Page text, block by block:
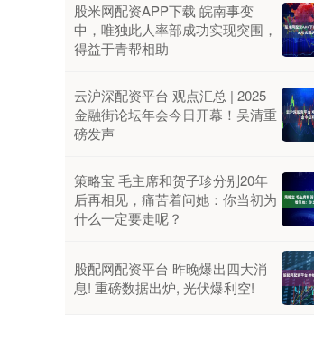
股米网配资APP下载 皖南事变
中，唯独此人率部成功实现突围，
得益于青帮相助
云沪深配资平台 观点汇总 | 2025
金融街论坛年会今日开幕！吴清重
磅发声
策略宝 毛主席和贺子珍分别20年
后再相见，痛苦着问她：你当初为
什么一定要走呢？
股配网配资平台 昨晚爆出四大消
息! 重磅数据出炉, 光伏爆利空!